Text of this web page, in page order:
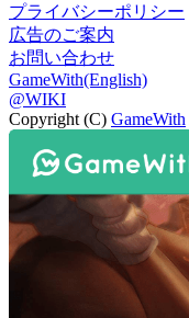
プライバシーポリシー
広告のご案内
お問い合わせ
GameWith(English)
@WIKI
Copyright (C) GameWith